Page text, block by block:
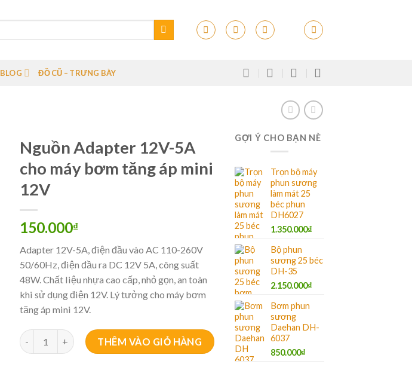
BLOG ĐỒ CŨ – TRƯNG BÀY
Nguồn Adapter 12V-5A
cho máy bơm tăng áp mini
12V
150.000₫
Adapter 12V-5A, điện đầu vào AC 110-260V
50/60Hz, điện đầu ra DC 12V 5A, công suất
48W. Chất liệu nhựa cao cấp, nhỏ gọn, an toàn
khi sử dụng điện 12V. Lý tưởng cho máy bơm
tăng áp mini 12V.
Nguồn Adapter 12V-5A cho máy bơm tăng áp mini 12V số lượng
THÊM VÀO GIỎ HÀNG
GỢI Ý CHO BẠN NÈ
Trọn bộ máy
phun sương
làm mát 25
béc phun
DH6027
1.350.000₫
Bộ phun
sương 25 béc
DH-35
2.150.000₫
Bơm phun
sương
Daehan DH-
6037
850.000₫